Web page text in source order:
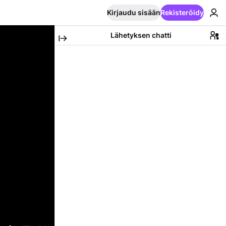
Kirjaudu sisäänRekisteröidy
Lähetyksen chatti